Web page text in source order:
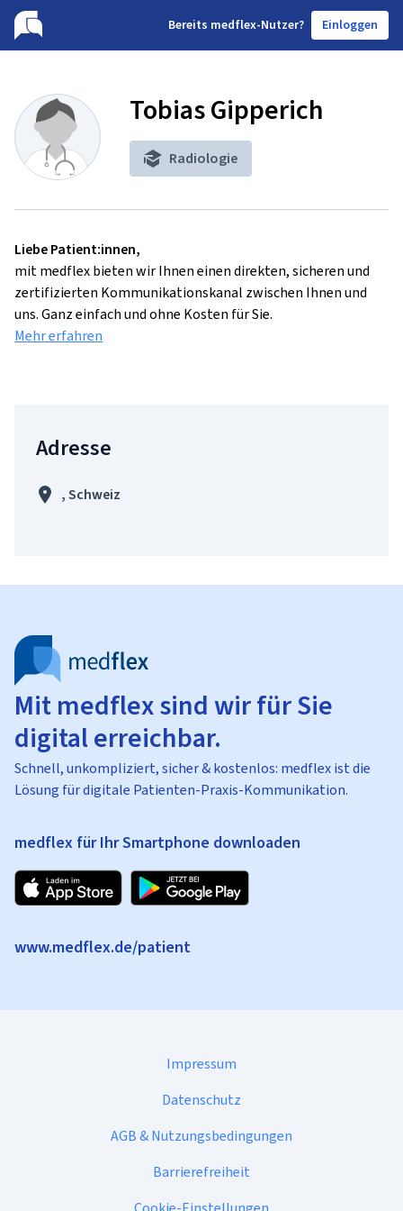
Bereits medflex-Nutzer? Einloggen
Tobias Gipperich
Radiologie
Liebe Patient:innen,
mit medflex bieten wir Ihnen einen direkten, sicheren und
zertifizierten Kommunikationskanal zwischen Ihnen und
uns. Ganz einfach und ohne Kosten für Sie.
Mehr erfahren
Adresse
, Schweiz
Mit medflex sind wir für Sie
digital erreichbar.
Schnell, unkompliziert, sicher & kostenlos: medflex ist die
Lösung für digitale Patienten-Praxis-Kommunikation.
medflex für Ihr Smartphone downloaden
www.medflex.de/patient
Impressum
Datenschutz
AGB & Nutzungsbedingungen
Barrierefreiheit